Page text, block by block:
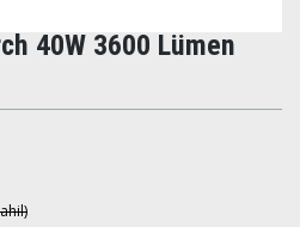
40W 3600 Lümen